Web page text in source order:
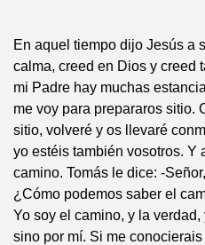
En aquel tiempo dijo Jesús a
calma, creed en Dios y creed
mi Padre hay muchas
me voy para prepararos sitio.
sitio, volveré y os llevaré
yo estéis también vosotros. Y
camino. Tomás le dice: -
¿Cómo podemos saber el
Yo soy el camino, y la
sino por mí. Si me